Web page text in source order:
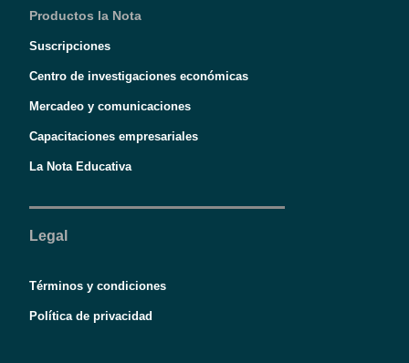
Productos la Nota
Suscripciones
Centro de investigaciones económicas
Mercadeo y comunicaciones
Capacitaciones empresariales
La Nota Educativa
Legal
Términos y condiciones
Política de privacidad